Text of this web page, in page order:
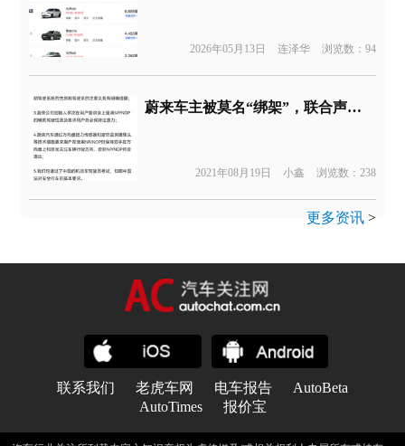
2026年05月13日 连泽华 浏览数：94
蔚来车主被莫名“绑架”，联合声明发起人回应质疑
2021年08月19日 小鑫 浏览数：238
更多资讯>
联系我们 老虎车网 电车报告
AutoBeta
AutoTimes
报价宝